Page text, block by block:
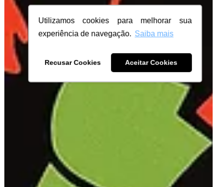
Utilizamos cookies para melhorar sua
experiência de navegação. Saiba mais
Recusar Cookies Aceitar Cookies